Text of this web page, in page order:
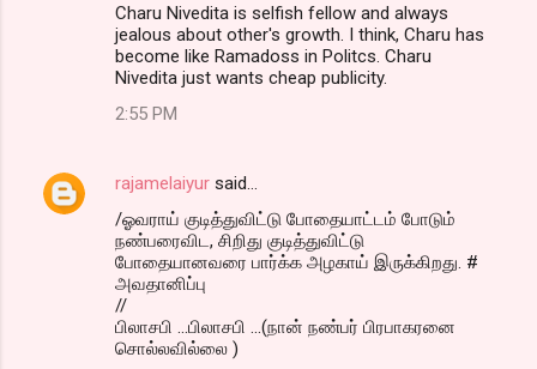
Charu Nivedita is selfish fellow and always
jealous about other's growth. I think, Charu has
become like Ramadoss in Politcs. Charu
Nivedita just wants cheap publicity.
2:55 PM
rajamelaiyur said…
/ஓவராய் குடித்துவிட்டு போதையாட்டம் போடும்
நண்பரைவிட, சிறிது குடித்துவிட்டு
போதையானவரை பார்க்க அழகாய் இருக்கிறது. #
அவதானிப்பு
//
பிலாசபி ...பிலாசபி ...(நான் நண்பர் பிரபாகரனை
சொல்லவில்லை )